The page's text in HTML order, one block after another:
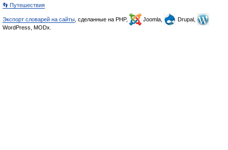
👣 Путешествия
Экспорт словарей на сайты , сделанные на PHP, Joomla,
Drupal,
WordPress, MODx.